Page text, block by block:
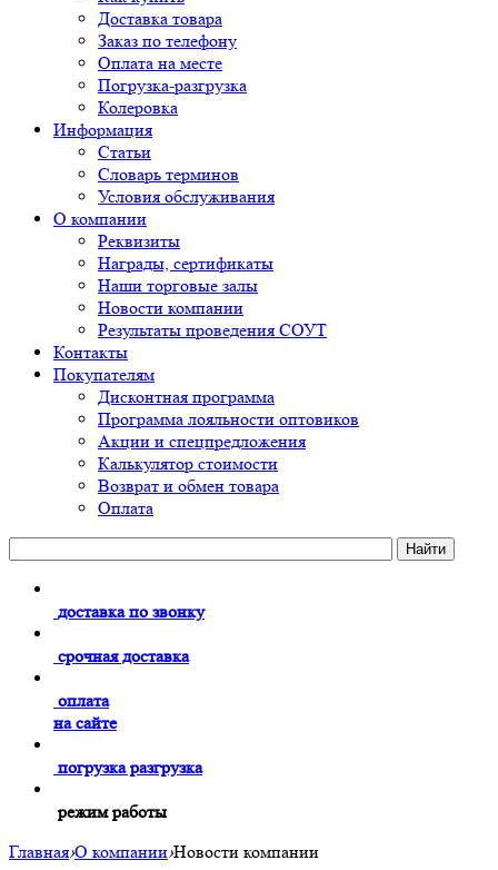
Доставка товара
Заказ по телефону
Оплата на месте
Погрузка-разгрузка
Колеровка
Информация
Статьи
Словарь терминов
Условия обслуживания
О компании
Реквизиты
Награды, сертификаты
Наши торговые залы
Новости компании
Результаты проведения СОУТ
Контакты
Покупателям
Дисконтная программа
Программа лояльности оптовиков
Акции и спецпредложения
Калькулятор стоимости
Возврат и обмен товара
Оплата
доставка по звонку
срочная доставка
оплата
на сайте
погрузка разгрузка
режим работы
Главная›О компании›Новости компании